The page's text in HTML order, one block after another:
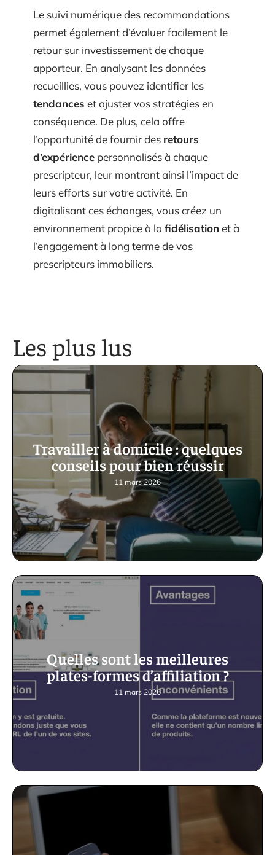
Le suivi numérique des recommandations
permet également d’évaluer facilement le
retour sur investissement de chaque
apporteur. En analysant les données
recueillies, vous pouvez identifier les
tendances
et ajuster vos stratégies en
conséquence. De plus, cela offre
l’opportunité de fournir des
retours
d’expérience personnalisés à chaque
prescripteur, leur montrant ainsi l’impact de
leurs efforts sur votre activité. En
digitalisant ces échanges, vous créez un
environnement propice à la
fidélisation
et à
l’engagement à long terme de vos
prescripteurs immobiliers.
Les plus lus
Travailler à domicile : quelques
conseils pour bien réussir
11 mars 2026
Quelles sont les meilleures
plates-formes d’affiliation ?
11 mars 2026